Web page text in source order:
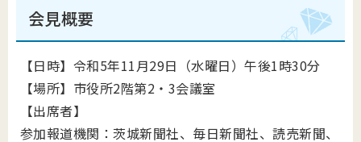
会見概要
【日時】令和5年11月29日（水曜日）午後1時30分
【場所】市役所2階第2・3会議室
【出席者】
参加報道機関：茨城新聞社、毎日新聞社、読売新聞、